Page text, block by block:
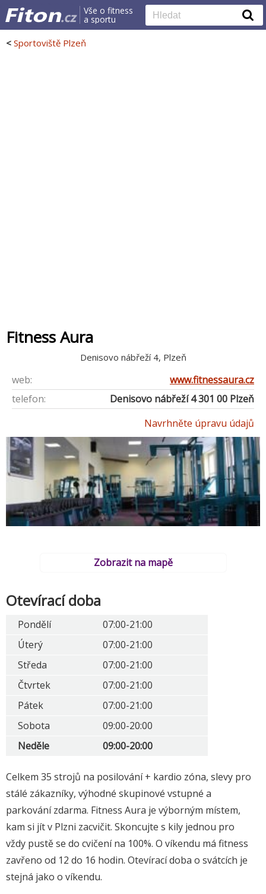
Vše o fitness
a sportu
< Sportoviště Plzeň
Fitness Aura
Denisovo nábřeží 4, Plzeň
web:
www.fitnessaura.cz
telefon:
Denisovo nábřeží 4 301 00 Plzeň
Navrhněte úpravu údajů
Zobrazit na mapě
Otevírací doba
Pondělí
07:00-21:00
Úterý
07:00-21:00
Středa
07:00-21:00
Čtvrtek
07:00-21:00
Pátek
07:00-21:00
Sobota
09:00-20:00
Neděle
09:00-20:00
Celkem 35 strojů na posilování + kardio zóna, slevy pro
stálé zákazníky, výhodné skupinové vstupné a
parkování zdarma. Fitness Aura je výborným místem,
kam si jít v Plzni zacvičit. Skoncujte s kily jednou pro
vždy pustě se do cvičení na 100%. O víkendu má fitness
zavřeno od 12 do 16 hodin. Otevírací doba o svátcích je
stejná jako o víkendu.